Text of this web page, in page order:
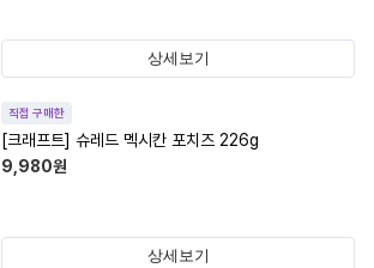
상세보기
직접 구매한
[크래프트] 슈레드 멕시칸 포치즈 226g
9,980원
상세보기